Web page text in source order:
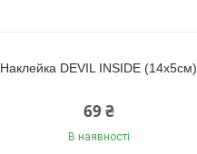
Наклейка DEVIL INSIDE (14х5см)
69 ₴
В наявності